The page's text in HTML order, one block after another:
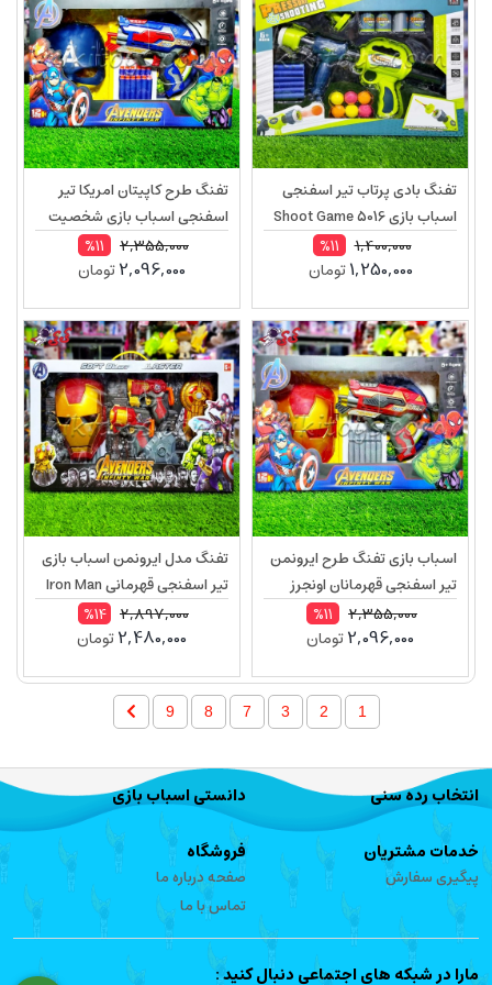
تفنگ بادی پرتاب تیر اسفنجی
اسباب بازی Shoot Game 5016
1,400,000
%11
1,250,000تومان
تفنگ طرح کاپیتان امریکا تیر
اسفنجی اسباب بازی شخصیت
2,355,000
%11
2,096,000تومان
اسباب بازی تفنگ طرح ایرونمن
تیر اسفنجی قهرمانان اونجرز
Iron Man SB514
2,355,000
%11
2,096,000تومان
تفنگ مدل ایرونمن اسباب بازی
تیر اسفنجی قهرمانی Iron Man
SB458
2,897,000
%14
2,480,000تومان
1
2
3
7
8
9
انتخاب رده سنی دانستی اسباب بازی
خدمات مشتریان
پیگیری سفارش
فروشگاه
صفحه درباره ما
تماس با ما
مارا در شبکه های اجتماعی دنبال کنید :